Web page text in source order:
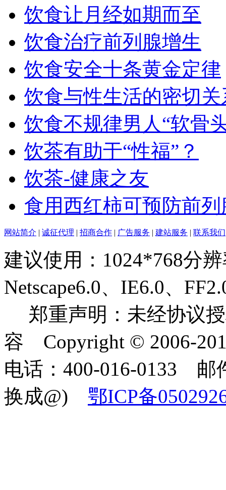
饮食让月经如期而至
饮食治疗前列腺增生
饮食安全十条黄金定律
饮食与性生活的密切关
饮食不规律男人“软骨
饮茶有助于“性福”？
饮茶-健康之友
食用西红柿可预防前列
网站简介 | 诚征代理 | 招商合作 | 广告服务 | 建站服务 | 联系我们
建议使用：1024*768分
Netscape6.0、IE6.0、
郑重声明：未经协议
容 Copyright © 2006-
电话：400-016-0133 邮
换成@) 鄂ICP备